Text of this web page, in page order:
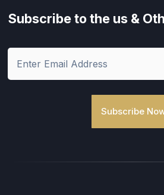
Subscribe to the us &
Subscribe